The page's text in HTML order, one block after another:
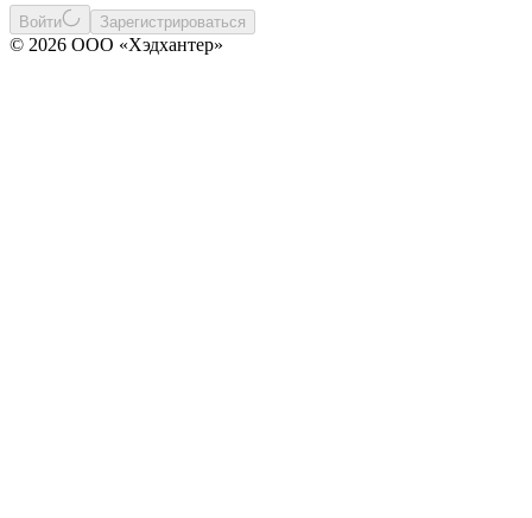
Войти Зарегистрироваться
© 2026 ООО «Хэдхантер»